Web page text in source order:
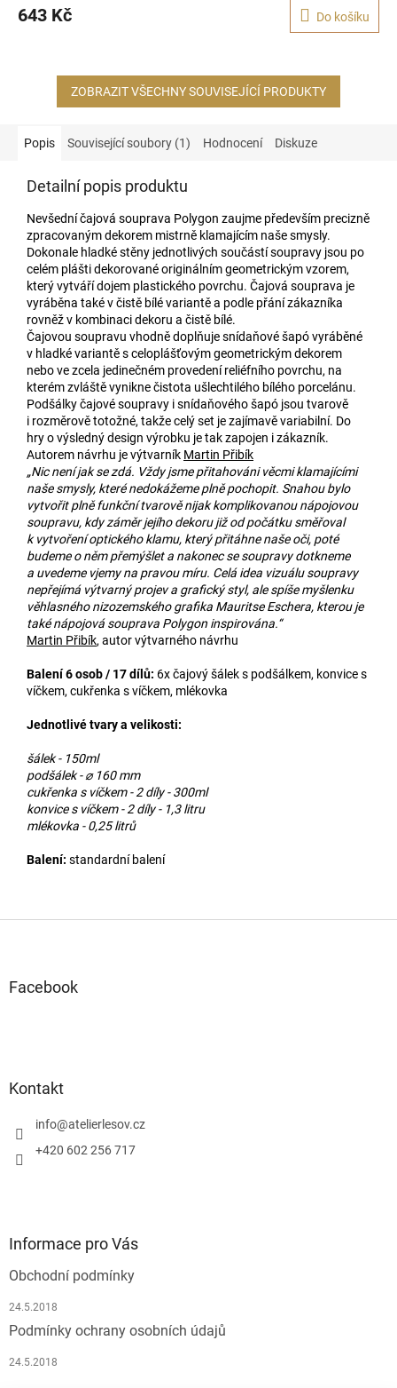
643 Kč Do košíku
ZOBRAZIT VŠECHNY SOUVISEJÍCÍ PRODUKTY
Popis Související soubory (1) Hodnocení Diskuze
Detailní popis produktu
Nevšední čajová souprava Polygon zaujme především precizně
zpracovaným dekorem mistrně klamajícím naše smysly.
Dokonale hladké stěny jednotlivých součástí soupravy jsou po
celém plášti dekorované originálním geometrickým vzorem,
který vytváří dojem plastického povrchu. Čajová souprava je
vyráběna také v čistě bílé variantě a podle přání zákazníka
rovněž v kombinaci dekoru a čistě bílé.
Čajovou soupravu vhodně doplňuje snídaňové šapó vyráběné
v hladké variantě s celoplášťovým geometrickým dekorem
nebo ve zcela jedinečném provedení reliéfního povrchu, na
kterém zvláště vynikne čistota ušlechtilého bílého porcelánu.
Podšálky čajové soupravy i snídaňového šapó jsou tvarově
i rozměrově totožné, takže celý set je zajímavě variabilní. Do
hry o výsledný design výrobku je tak zapojen i zákazník.
Autorem návrhu je výtvarník Martin Přibík
„Nic není jak se zdá. Vždy jsme přitahováni věcmi klamajícími
naše smysly, které nedokážeme plně pochopit. Snahou bylo
vytvořit plně funkční tvarově nijak komplikovanou nápojovou
soupravu, kdy záměr jejího dekoru již od počátku směřoval
k vytvoření optického klamu, který přitáhne naše oči, poté
budeme o něm přemýšlet a nakonec se soupravy dotkneme
a uvedeme vjemy na pravou míru. Celá idea vizuálu soupravy
nepřejímá výtvarný projev a grafický styl, ale spíše myšlenku
věhlasného nizozemského grafika Mauritse Eschera, kterou je
také nápojová souprava Polygon inspirována.“
Martin Přibík, autor výtvarného návrhu
Balení 6 osob / 17 dílů: 6x čajový šálek s podšálkem, konvice s
víčkem, cukřenka s víčkem, mlékovka
Jednotlivé tvary a velikosti:
šálek - 150ml
podšálek - ⌀ 160 mm
cukřenka s víčkem - 2 díly - 300ml
konvice s víčkem - 2 díly - 1,3 litru
mlékovka - 0,25 litrů
Balení: standardní balení
Facebook
Kontakt
info@atelierlesov.cz
+420 602 256 717
Informace pro Vás
Obchodní podmínky
24.5.2018
Podmínky ochrany osobních údajů
24.5.2018